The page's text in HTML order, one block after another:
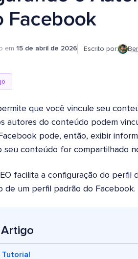
Facebook
em 15 de abril de 2026 Escrito por:
que você vincule seu
autores do conteúdo podem
pode, então, exibir
seu conteúdo for compartilhado
facilita a configuração do perfil
de um perfil padrão do Facebook.